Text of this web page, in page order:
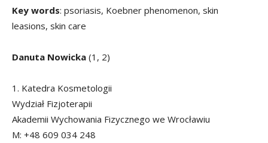
Key words: psoriasis, Koebner phenomenon, skin
leasions, skin care
Danuta Nowicka (1, 2)
1. Katedra Kosmetologii
Wydział Fizjoterapii
Akademii Wychowania Fizycznego we Wrocławiu
M: +48 609 034 248